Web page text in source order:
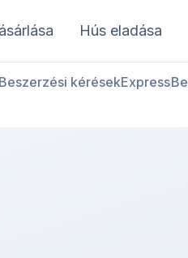
Hús eladása
Beszerzési kérésekExpress